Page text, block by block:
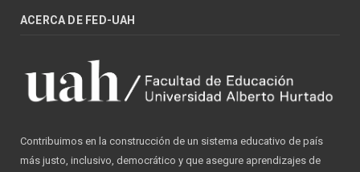
ACERCA DE FED-UAH
Contribuimos en la construcción de un sistema educativo de país
más justo, inclusivo, democrático y que asegure aprendizajes de